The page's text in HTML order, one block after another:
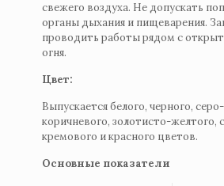
свежего воздуха. Не допускать
органы дыхания и пищеварения.
проводить работы рядом с
огня.
Цвет:
Выпускается белого, черного,
коричневого, золотисто-желтого,
кремового и красного цветов.
Основные показатели